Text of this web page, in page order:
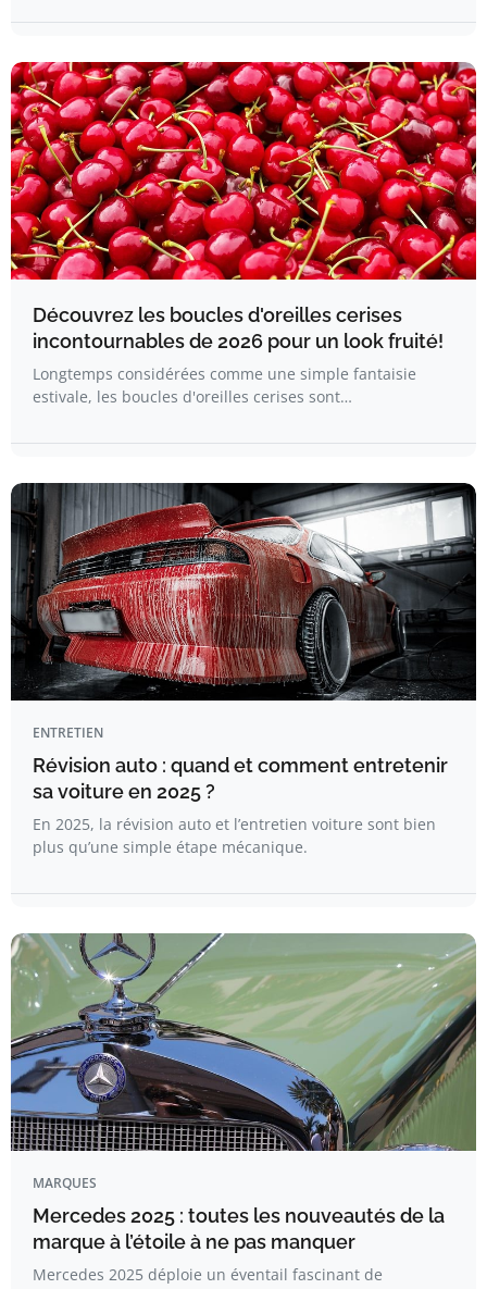
Découvrez les boucles d'oreilles cerises
incontournables de 2026 pour un look fruité!
Longtemps considérées comme une simple fantaisie
estivale, les boucles d'oreilles cerises sont…
ENTRETIEN
Révision auto : quand et comment entretenir
sa voiture en 2025 ?
En 2025, la révision auto et l’entretien voiture sont bien
plus qu’une simple étape mécanique.
MARQUES
Mercedes 2025 : toutes les nouveautés de la
marque à l’étoile à ne pas manquer
Mercedes 2025 déploie un éventail fascinant de